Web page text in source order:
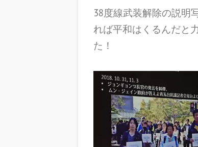
38度線武装解除の説明
れば平和はくるんだと
た！